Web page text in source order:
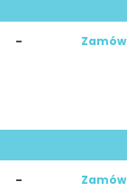
- Zamów
- Zamów